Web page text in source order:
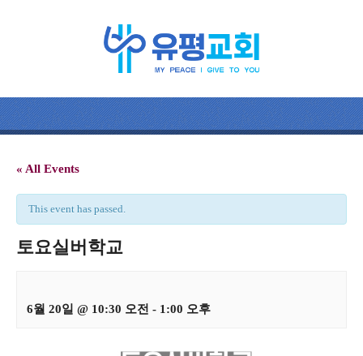
« All Events
This event has passed.
토요실버학교
6월 20일 @ 10:30 오전 - 1:00 오후